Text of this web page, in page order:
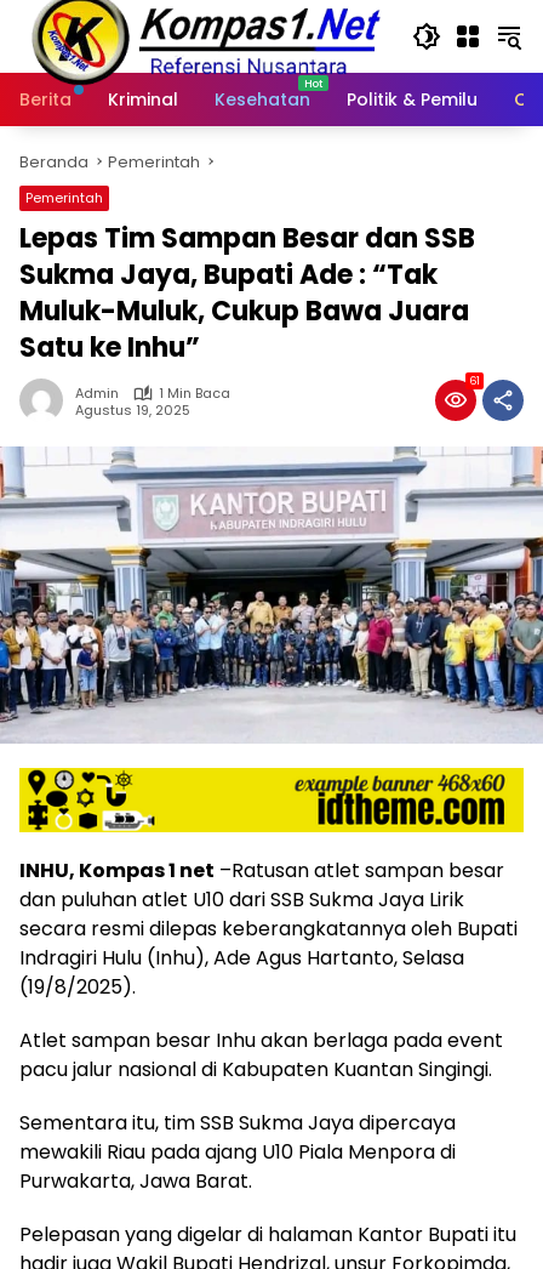
Langsung
konten
Berita
Kriminal Kesehatan Politik & Pemilu
Beranda Pemerintah
Pemerintah
Lepas Tim Sampan Besar dan SSB
Sukma Jaya, Bupati Ade : “Tak
Muluk-Muluk, Cukup Bawa Juara
Satu ke Inhu”
Admin
1 Min Baca
Agustus 19, 2025
61
INHU, Kompas 1 net –Ratusan atlet sampan besar
dan puluhan atlet U10 dari SSB Sukma Jaya Lirik
secara resmi dilepas keberangkatannya oleh Bupati
Indragiri Hulu (Inhu), Ade Agus Hartanto, Selasa
(19/8/2025).
Atlet sampan besar Inhu akan berlaga pada event
pacu jalur nasional di Kabupaten Kuantan Singingi.
Sementara itu, tim SSB Sukma Jaya dipercaya
mewakili Riau pada ajang U10 Piala Menpora di
Purwakarta, Jawa Barat.
Pelepasan yang digelar di halaman Kantor Bupati itu
hadir juga Wakil Bupati Hendrizal, unsur Forkopimda,